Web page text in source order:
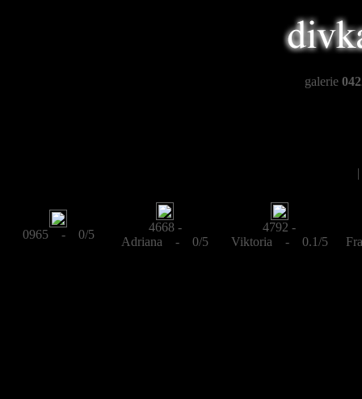
galerie
|
0965 - 0/5
4668 -
Adriana - 0/5
4792 -
Viktoria - 0.1/5